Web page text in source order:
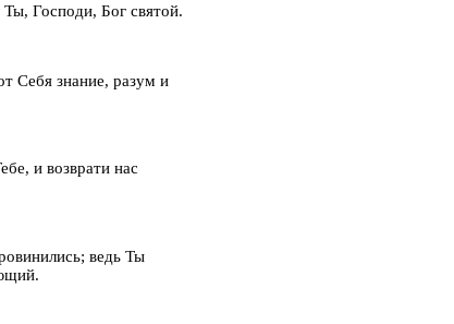
Ты, Господи, Бог святой.
Себя знание, разум и
и возврати нас
ведь Ты